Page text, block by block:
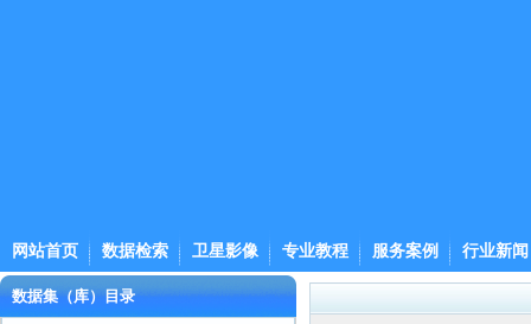
网站首页 数据检索 卫星影像 专业教程 服务案例 行业新闻
数据集（库）目录